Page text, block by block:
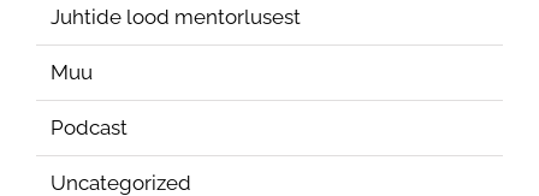
Juhtide lood mentorlusest
Muu
Podcast
Uncategorized